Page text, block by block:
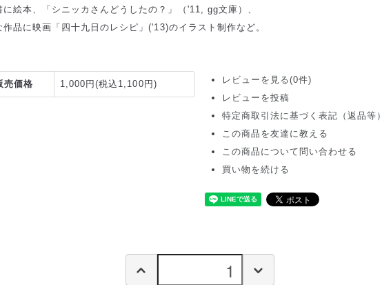
に絵本、「シニッカさんどうしたの？」（'11, gg文庫）、
作品に映画「四十九日のレシピ」('13)のイラスト制作など。
売価格 1,000円(税込1,100円)
レビューを見る(0件)
レビューを投稿
特定商取引法に基づく表記（返品等）
この商品を友達に教える
この商品について問い合わせる
買い物を続ける